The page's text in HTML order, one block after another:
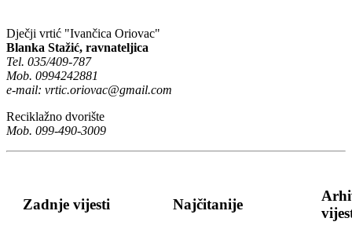
Dječji vrtić "Ivančica Oriovac"
Blanka Stažić, ravnateljica
Tel. 035/409-787
Mob. 0994242881
e-mail: vrtic.oriovac@gmail.com
Reciklažno dvorište
Mob. 099-490-3009
Zadnje vijesti Najčitanije